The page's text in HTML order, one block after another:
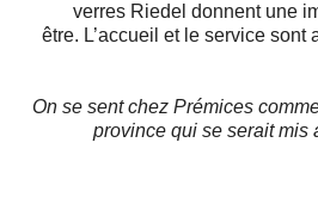
verres Riedel donnent une
être. L’accueil et le service sont
On se sent chez Prémices
province qui se serait mis